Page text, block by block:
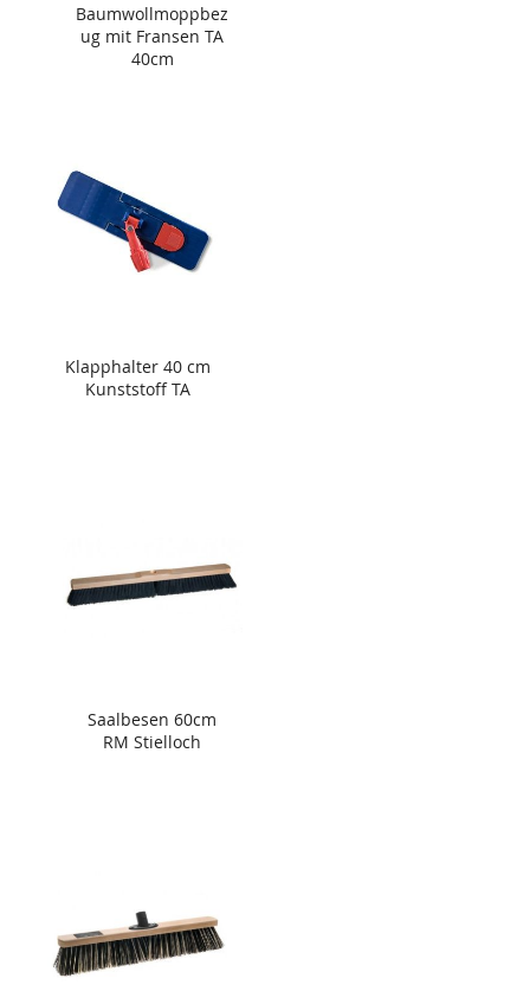
Baumwollmoppbez
ug mit Fransen TA
40cm
Klapphalter 40 cm
Kunststoff TA
Saalbesen 60cm
RM Stielloch